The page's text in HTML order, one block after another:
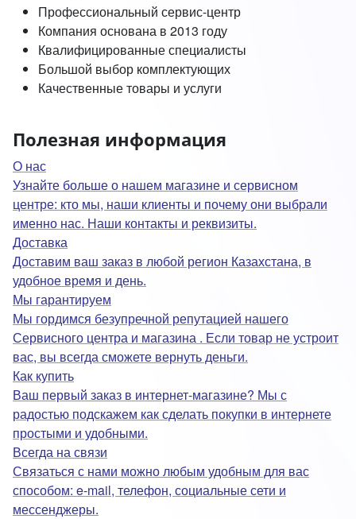
Профессиональный сервис-центр
Компания основана в 2013 году
Квалифицированные специалисты
Большой выбор комплектующих
Качественные товары и услуги
Полезная информация
О нас
Узнайте больше о нашем магазине и сервисном
центре: кто мы, наши клиенты и почему они выбрали
именно нас. Наши контакты и реквизиты.
Доставка
Доставим ваш заказ в любой регион Казахстана, в
удобное время и день.
Мы гарантируем
Мы гордимся безупречной репутацией нашего
Сервисного центра и магазина . Если товар не устроит
вас, вы всегда сможете вернуть деньги.
Как купить
Ваш первый заказ в интернет-магазине? Мы с
радостью подскажем как сделать покупки в интернете
простыми и удобными.
Всегда на связи
Связаться с нами можно любым удобным для вас
способом: e-mail, телефон, социальные сети и
мессенджеры.